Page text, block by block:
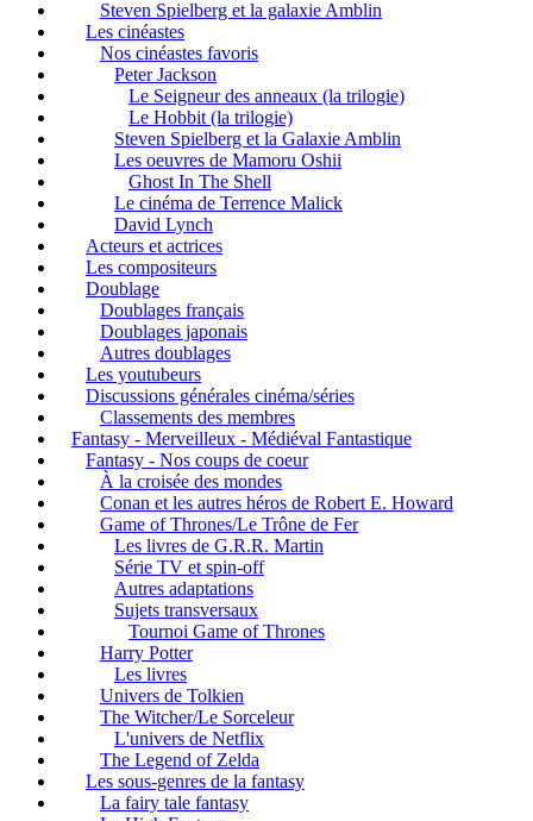
Steven Spielberg et la galaxie Amblin
Les cinéastes
Nos cinéastes favoris
Peter Jackson
Le Seigneur des anneaux (la trilogie)
Le Hobbit (la trilogie)
Steven Spielberg et la Galaxie Amblin
Les oeuvres de Mamoru Oshii
Ghost In The Shell
Le cinéma de Terrence Malick
David Lynch
Acteurs et actrices
Les compositeurs
Doublage
Doublages français
Doublages japonais
Autres doublages
Les youtubeurs
Discussions générales cinéma/séries
Classements des membres
Fantasy - Merveilleux - Médiéval Fantastique
Fantasy - Nos coups de coeur
À la croisée des mondes
Conan et les autres héros de Robert E. Howard
Game of Thrones/Le Trône de Fer
Les livres de G.R.R. Martin
Série TV et spin-off
Autres adaptations
Sujets transversaux
Tournoi Game of Thrones
Harry Potter
Les livres
Univers de Tolkien
The Witcher/Le Sorceleur
L'univers de Netflix
The Legend of Zelda
Les sous-genres de la fantasy
La fairy tale fantasy